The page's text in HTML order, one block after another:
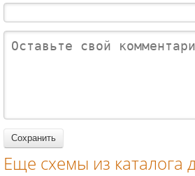
женщин
жаккардовы
й пуловер и
мини юбка
оленями в
бело-
розовой
м
вязание
Еще схемы из